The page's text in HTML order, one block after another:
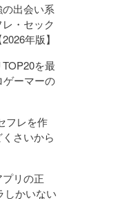
出会い系
・セック
年版】
を最
ゲーマーの
フレを作
さいから
プリの正
しかいない